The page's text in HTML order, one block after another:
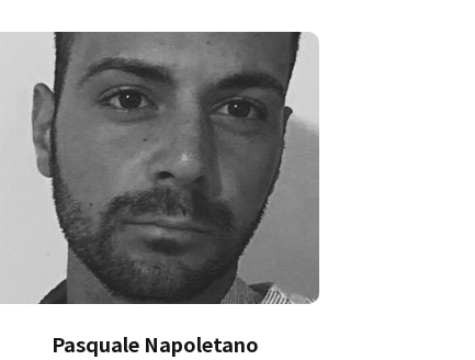
Pasquale Napoletano